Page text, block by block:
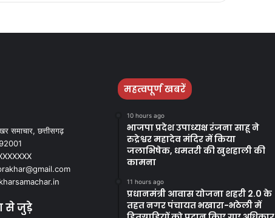
समाचार, छत्तीसगढ़
से जुड़े
महत्वपूर्ण खबरें
10 hours ago
भाजपा प्रदेश उपाध्यक्ष रंजना साहू ने
रुद्रेश्वर महादेव मंदिर में किया
जलाभिषेक, धमतरी की खुशहाली की
कामना
11 hours ago
प्रधानमंत्री आवास योजना शहरी 2.0 के
तहत नगर पंचायत भखारा-भठेली में